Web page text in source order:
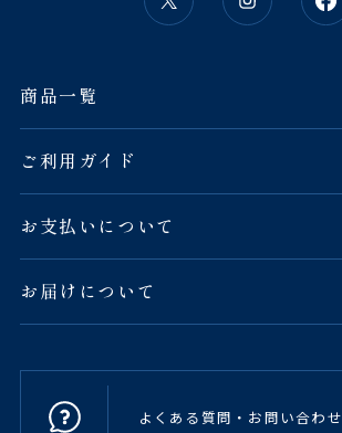
商品一覧
ご利用ガイド
お支払いについて
お届けについて
よくある質問・お問い合わせ